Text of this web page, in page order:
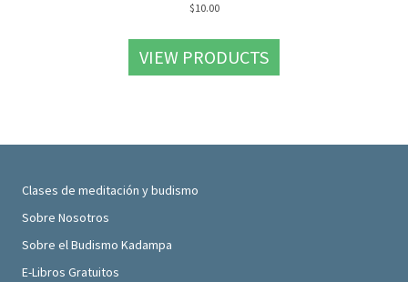
$10.00
VIEW PRODUCTS
Clases de meditación y budismo
Sobre Nosotros
Sobre el Budismo Kadampa
E-Libros Gratuitos